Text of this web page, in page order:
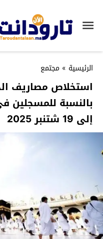
الرئيسية » مجتمع
إلى 19 شتنبر 2025